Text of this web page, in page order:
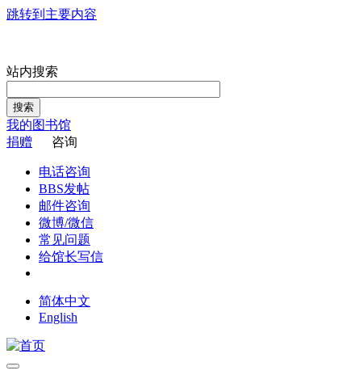
跳转到主要内容
站内搜索
搜索
我的图书馆
捐赠
咨询
电话咨询
BBS发帖
邮件咨询
微博/微信
常见问题
给馆长写信
简体中文
English